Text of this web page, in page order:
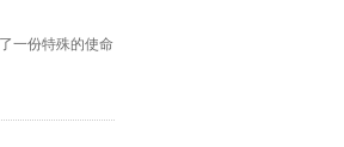
一份特殊的使命